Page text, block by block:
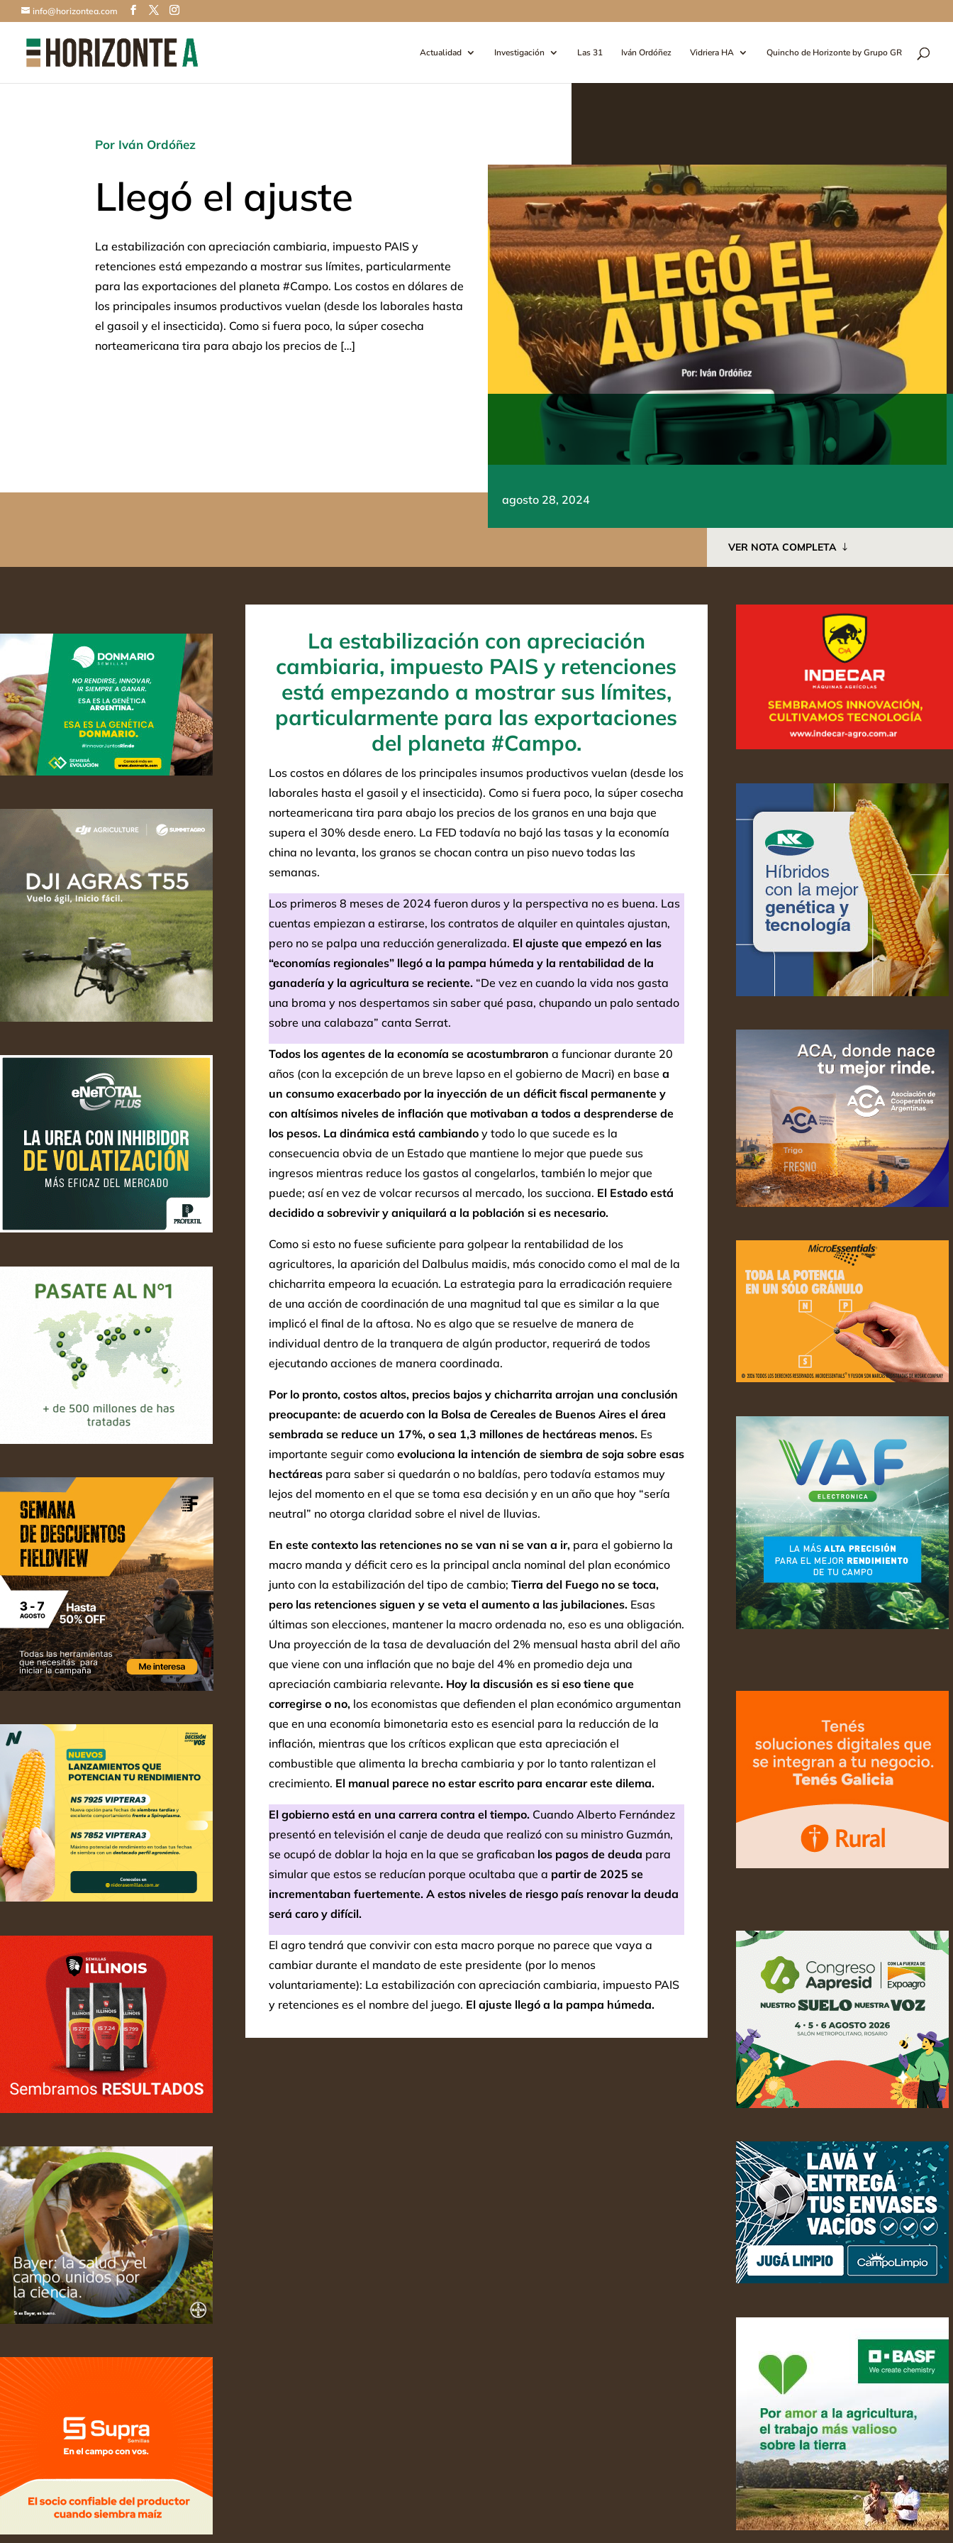
info@horizontea.com
Actualidad Investigación Las 31 Iván Ordóñez Vidriera HA Quincho de Horizonte by Grupo GR
Por Iván Ordóñez
Llegó el ajuste
La estabilización con apreciación cambiaria, impuesto PAIS y
retenciones está empezando a mostrar sus límites, particularmente
para las exportaciones del planeta #Campo. Los costos en dólares de
los principales insumos productivos vuelan (desde los laborales hasta
el gasoil y el insecticida). Como si fuera poco, la súper cosecha
norteamericana tira para abajo los precios de […]
agosto 28, 2024
VER NOTA COMPLETA
La estabilización con apreciación
cambiaria, impuesto PAIS y retenciones
está empezando a mostrar sus límites,
particularmente para las exportaciones
del planeta #Campo.
Los costos en dólares de los principales insumos productivos vuelan (desde los
laborales hasta el gasoil y el insecticida). Como si fuera poco, la súper cosecha
norteamericana tira para abajo los precios de los granos en una baja que
supera el 30% desde enero. La FED todavía no bajó las tasas y la economía
china no levanta, los granos se chocan contra un piso nuevo todas las
semanas.
Los primeros 8 meses de 2024 fueron duros y la perspectiva no es buena. Las
cuentas empiezan a estirarse, los contratos de alquiler en quintales ajustan,
pero no se palpa una reducción generalizada. El ajuste que empezó en las
“economías regionales” llegó a la pampa húmeda y la rentabilidad de la
ganadería y la agricultura se reciente.“De vez en cuando la vida nos gasta
una broma y nos despertamos sin saber qué pasa, chupando un palo sentado
sobre una calabaza” canta Serrat.
Todos los agentes de la economía se acostumbraron a funcionar durante 20
años (con la excepción de un breve lapso en el gobierno de Macri) en base a
un consumo exacerbado por la inyección de un déficit fiscal permanente y
con altísimos niveles de inflación que motivaban a todos a desprenderse de
los pesos. La dinámica está cambiandoy todo lo que sucede es la
consecuencia obvia de un Estado que mantiene lo mejor que puede sus
ingresos mientras reduce los gastos al congelarlos, también lo mejor que
puede; así en vez de volcar recursos al mercado, los succiona. El Estado está
decidido a sobrevivir y aniquilará a la población si es necesario.
Como si esto no fuese suficiente para golpear la rentabilidad de los
agricultores, la aparición del Dalbulus maidis, más conocido como el mal de la
chicharrita empeora la ecuación. La estrategia para la erradicación requiere
de una acción de coordinación de una magnitud tal que es similar a la que
implicó el final de la aftosa. No es algo que se resuelve de manera de
individual dentro de la tranquera de algún productor, requerirá de todos
ejecutando acciones de manera coordinada.
Por lo pronto, costos altos, precios bajos y chicharrita arrojan una conclusión
preocupante: de acuerdo con la Bolsa de Cereales de Buenos Aires el área
sembrada se reduce un 17%, o sea 1,3 millones de hectáreas menos. Es
importante seguir como evoluciona la intención de siembra de soja sobre esas
hectáreaspara saber si quedarán o no baldías, pero todavía estamos muy
lejos del momento en el que se toma esa decisión y en un año que hoy “sería
neutral” no otorga claridad sobre el nivel de lluvias.
En este contexto las retenciones no se van ni se van a ir,para el gobierno la
macro manda y déficit cero es la principal ancla nominal del plan económico
junto con la estabilización del tipo de cambio; Tierra del Fuego no se toca,
pero las retenciones siguen y se veta el aumento a las jubilaciones.Esas
últimas son elecciones, mantener la macro ordenada no, eso es una obligación.
Una proyección de la tasa de devaluación del 2% mensual hasta abril del año
que viene con una inflación que no baje del 4% en promedio deja una
apreciación cambiaria relevante. Hoy la discusión es si eso tiene que
corregirse o no,los economistas que defienden el plan económico argumentan
que en una economía bimonetaria esto es esencial para la reducción de la
inflación, mientras que los críticos explican que esta apreciación el
combustible que alimenta la brecha cambiaria y por lo tanto ralentizan el
crecimiento. El manual parece no estar escrito para encarar este dilema.
El gobierno está en una carrera contra el tiempo.Cuando Alberto Fernández
presentó en televisión el canje de deuda que realizó con su ministro Guzmán,
se ocupó de doblar la hoja en la que se graficaban los pagos de deuda para
simular que estos se reducían porque ocultaba que a partir de 2025 se
incrementaban fuertemente. A estos niveles de riesgo país renovar la deuda
será caro y difícil.
El agro tendrá que convivir con esta macro porque no parece que vaya a
cambiar durante el mandato de este presidente (por lo menos
voluntariamente): La estabilización con apreciación cambiaria, impuesto PAIS
y retenciones es el nombre del juego. El ajuste llegó a la pampa húmeda.